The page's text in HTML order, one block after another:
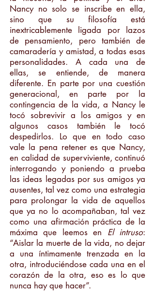
Nancy no solo se inscribe en ella,
sino que su filosofía está
inextricablemente ligada por lazos
de pensamiento, pero también de
camaradería y amistad, a todas esas
personalidades. A cada una de
ellas, se entiende, de manera
diferente. En parte por una cuestión
generacional, en parte por la
contingencia de la vida, a Nancy le
tocó sobrevivir a los amigos y en
algunos casos también le tocó
despedirlos. Lo que en todo caso
vale la pena retener es que Nancy,
en calidad de superviviente, continuó
interrogando y poniendo a prueba
las ideas legadas por sus amigos ya
ausentes, tal vez como una estrategia
para prolongar la vida de aquellos
que ya no lo acompañaban, tal vez
como una afirmación práctica de la
máxima que leemos en El intruso:
“Aislar la muerte de la vida, no dejar
a una íntimamente trenzada en la
otra, introduciéndose cada una en el
corazón de la otra, eso es lo que
nunca hay que hacer”.